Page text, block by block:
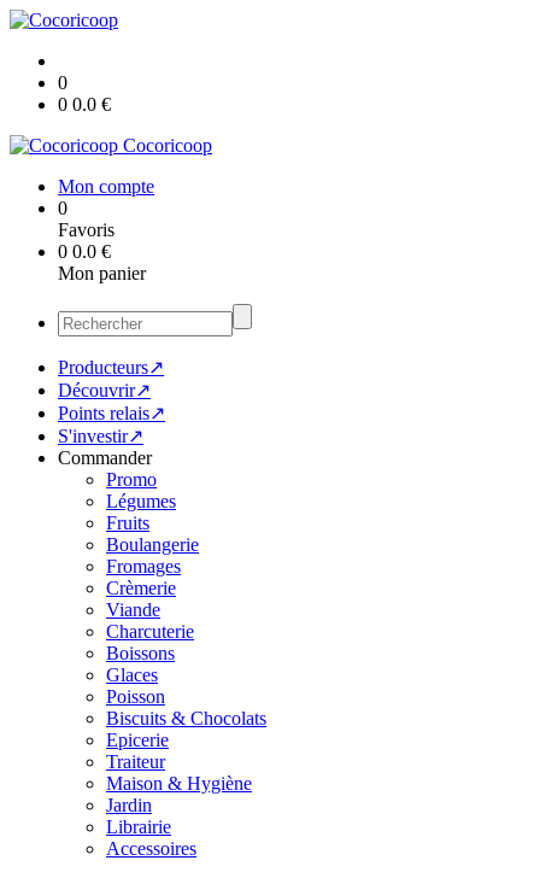
0
0 0.0 €
Cocoricoop
Mon compte
0
Favoris
0 0.0 €
Mon panier
Producteurs↗
Découvrir↗
Points relais↗
S'investir↗
Commander
Promo
Légumes
Fruits
Boulangerie
Fromages
Crèmerie
Viande
Charcuterie
Boissons
Glaces
Poisson
Biscuits & Chocolats
Epicerie
Traiteur
Maison & Hygiène
Jardin
Librairie
Accessoires